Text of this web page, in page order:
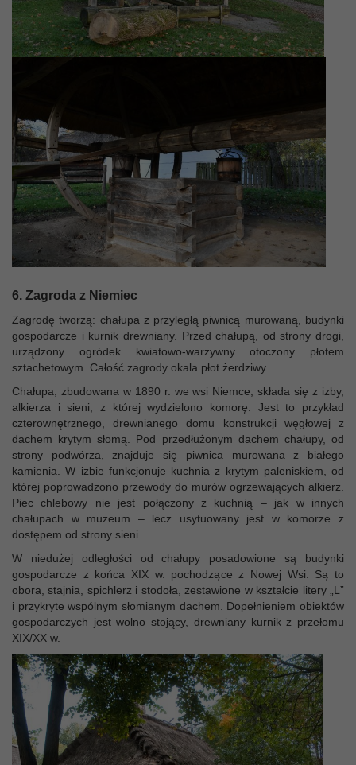
6. Zagroda z Niemiec
Zagrodę tworzą: chałupa z przyległą piwnicą murowaną, budynki
gospodarcze i kurnik drewniany. Przed chałupą, od strony drogi,
urządzony ogródek kwiatowo-warzywny otoczony płotem
sztachetowym. Całość zagrody okala płot żerdziwy.
Chałupa, zbudowana w 1890 r. we wsi Niemce, składa się z izby,
alkierza i sieni, z której wydzielono komorę. Jest to przykład
czterownętrznego, drewnianego domu konstrukcji węgłowej z
dachem krytym słomą. Pod przedłużonym dachem chałupy, od
strony podwórza, znajduje się piwnica murowana z białego
kamienia. W izbie funkcjonuje kuchnia z krytym paleniskiem, od
której poprowadzono przewody do murów ogrzewających alkierz.
Piec chlebowy nie jest połączony z kuchnią – jak w innych
chałupach w muzeum – lecz usytuowany jest w komorze z
dostępem od strony sieni.
W niedużej odległości od chałupy posadowione są budynki
gospodarcze z końca XIX w. pochodzące z Nowej Wsi. Są to
obora, stajnia, spichlerz i stodoła, zestawione w kształcie litery „L”
i przykryte wspólnym słomianym dachem. Dopełnieniem obiektów
gospodarczych jest wolno stojący, drewniany kurnik z przełomu
XIX/XX w.